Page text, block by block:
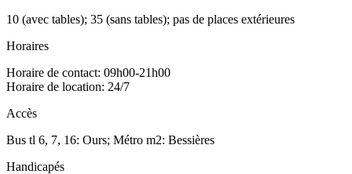
10 (avec tables); 35 (sans tables); pas de places extérieures
Horaires
Horaire de contact: 09h00-21h00
Horaire de location: 24/7
Accès
Bus tl 6, 7, 16: Ours; Métro m2: Bessières
Handicapés